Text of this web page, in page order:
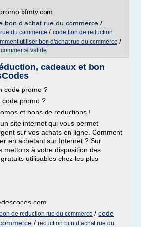
bon d achat rue du commerce /
du commerce / code bon de reduction
utiliser bon d'achat rue du commerce /
valide
cadeaux et bon
code promo ?
code promo ?
et bons de reductions !
site internet qui vous permet
sur vos achats en ligne. Comment
en achetant sur Internet ? Sur
mettons à votre disposition des
utilisables chez les plus
de reduction rue du commerce / code
/ reduction bon d achat rue du